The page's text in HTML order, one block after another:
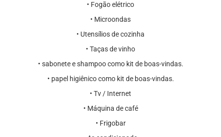
•⁠ Fogão elétrico
•⁠ Microondas
•⁠ Utensílios de cozinha
•⁠ Taças de vinho
•⁠ sabonete e shampoo como kit de boas-vindas.
•⁠ papel higiênico como kit de boas-vindas⁠.
•⁠ Tv / Internet
•⁠ Máquina de café
•⁠ Frigobar